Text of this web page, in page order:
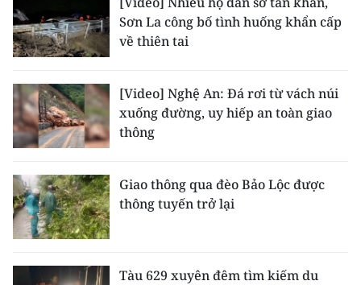
Sơn La công bố tình huống khẩn cấp
về thiên tai
[Video] Nghệ An: Đá rơi từ vách núi
xuống đường, uy hiếp an toàn giao
thông
Giao thông qua đèo Bảo Lộc được
thông tuyến trở lại
Tàu 629 xuyên đêm tìm kiếm du